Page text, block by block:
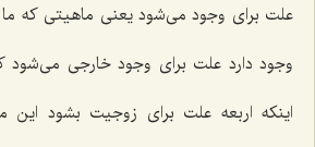
علت براى وجود مى‌شود یعنى ماهیتى كه
وجود دارد علت براى وجود خارجى مى‌شود
اینكه اربعه علت براى زوجیت بشود این